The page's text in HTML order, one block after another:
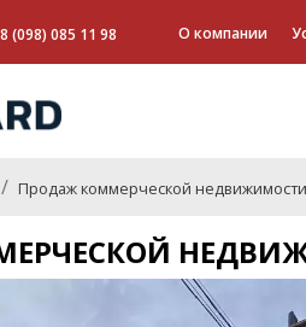
(098) 085 11 98 О компании
Продаж коммерческой недвижимости